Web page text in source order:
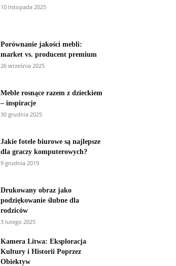
10 listopada 2025
Porównanie jakości mebli:
market vs. producent premium
26 września 2025
Meble rosnące razem z dzieckiem
– inspiracje
30 grudnia 2025
Jakie fotele biurowe są najlepsze
dla graczy komputerowych?
9 grudnia 2019
Drukowany obraz jako
podziękowanie ślubne dla
rodziców
3 lutego 2025
Kamera Litwa: Eksploracja
Kultury i Historii Poprzez
Obiektyw